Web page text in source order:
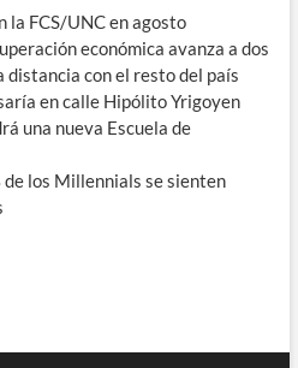
la FCS/UNC en agosto
económica avanza a dos
distancia con el resto del país
en calle Hipólito Yrigoyen
una nueva Escuela de
de los Millennials se sienten